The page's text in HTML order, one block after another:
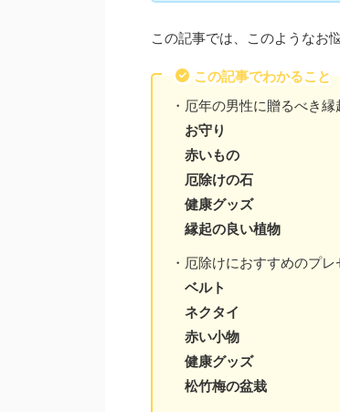
この記事では、このようなお
この記事でわかること
・厄年の男性に贈るべき縁
お守り
赤いもの
厄除けの石
健康グッズ
縁起の良い植物
・厄除けにおすすめのプレ
ベルト
ネクタイ
赤い小物
健康グッズ
松竹梅の盆栽